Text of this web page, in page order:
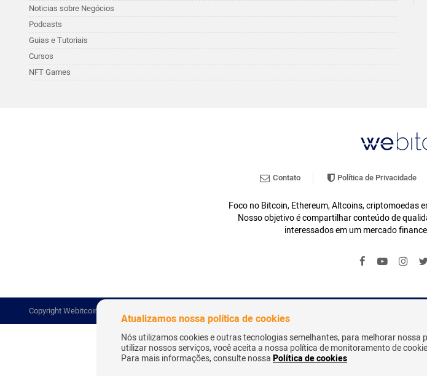
Noticias sobre Negócios
Podcasts
Guias e Tutoriais
Cursos
NFT Games
Contato Política de Privacidade
Foco no Bitcoin, Ethereum, Altcoins, criptomoedas
Nosso objetivo é compartilhar conteúdo de
interessados em um mercado
Copyright Webitcoin 2018 - Todos os Direitos Reservados
Atualizamos nossa política de cookies
Nós utilizamos cookies e outras tecnologias semelhantes, para melhorar nossa
utilizar nossos serviços, você aceita a nossa política de monitoramento de
Para mais informações, consulte nossaPolítica de cookies